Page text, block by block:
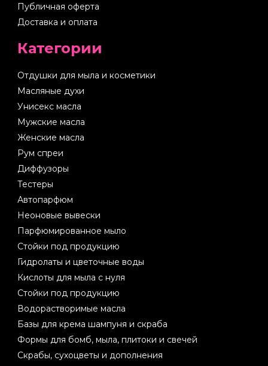
Публичная оферта
Доставка и оплата
Категории
Отдушки для мыла и косметики
Масляные духи
Унисекс масла
Мужские масла
Женские масла
Рум спреи
Диффузоры
Тестеры
Автопарфюм
Неоновые вывески
Парфюмированное мыло
Стойки под продукцию
Гидролаты и цветочные воды
Кислоты для мыла с нуля
Стойки под продукцию
Водорастворимые масла
Базы для крема шампуня и скраба
Формы для бомб, мыла, плитоки и свечей
Скрабы, сухоцветы и дополнения